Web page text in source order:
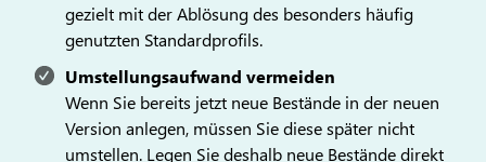
gezielt mit der Ablösung des besonders häufig
genutzten Standardprofils.
Umstellungsaufwand vermeiden
Wenn Sie bereits jetzt neue Bestände in der neuen
Version anlegen, müssen Sie diese später nicht
umstellen. Legen Sie deshalb neue Bestände direkt